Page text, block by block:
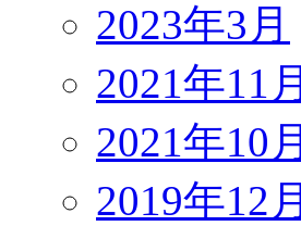
2023年3月
2021年11月
2021年10月
2019年12月